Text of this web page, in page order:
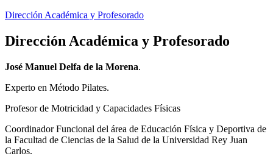
Dirección Académica y Profesorado
Dirección Académica y Profesorado
José Manuel Delfa de la Morena.
Experto en Método Pilates.
Profesor de Motricidad y Capacidades Físicas
Coordinador Funcional del área de Educación Física y Deportiva de
la Facultad de Ciencias de la Salud de la Universidad Rey Juan
Carlos.